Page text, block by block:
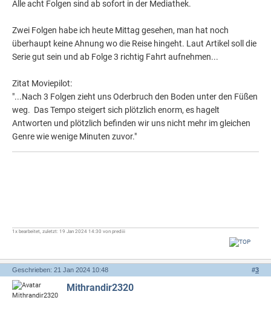
Alle acht Folgen sind ab sofort in der Mediathek.
Zwei Folgen habe ich heute Mittag gesehen, man hat noch
überhaupt keine Ahnung wo die Reise hingeht. Laut Artikel soll die
Serie gut sein und ab Folge 3 richtig Fahrt aufnehmen...
Zitat Moviepilot:
"...Nach 3 Folgen zieht uns Oderbruch den Boden unter den Füßen
weg. Das Tempo steigert sich plötzlich enorm, es hagelt
Antworten und plötzlich befinden wir uns nicht mehr im gleichen
Genre wie wenige Minuten zuvor."
1x bearbeitet, zuletzt: 19 Jan 2024 14:30 von prediii
#3
Geschrieben: 21 Jan 2024 10:48
Mithrandir2320